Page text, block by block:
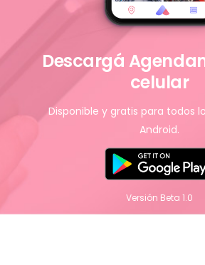
Descargá
celular
Disponible y gratis para todos
Android.
Versión Beta 1.0